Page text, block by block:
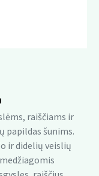
raiščiams ir
papildas šunims.
ir didelių veislių